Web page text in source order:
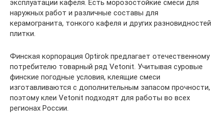
эксплуатации кафеля. Есть морозостойкие смеси для
наружных работ и различные составы для
керамогранита, тонкого кафеля и других разновидностей
плитки.
Финская корпорация Optirok предлагает отечественному
потребителю товарный ряд Vetonit. Учитывая суровые
финские погодные условия, клеящие смеси
изготавливаются с дополнительным запасом прочности,
поэтому клеи Vetonit подходят для работы во всех
регионах России.